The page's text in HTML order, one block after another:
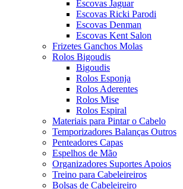
Escovas Jaguar
Escovas Ricki Parodi
Escovas Denman
Escovas Kent Salon
Frizetes Ganchos Molas
Rolos Bigoudis
Bigoudis
Rolos Esponja
Rolos Aderentes
Rolos Mise
Rolos Espiral
Materiais para Pintar o Cabelo
Temporizadores Balanças Outros
Penteadores Capas
Espelhos de Mão
Organizadores Suportes Apoios
Treino para Cabeleireiros
Bolsas de Cabeleireiro